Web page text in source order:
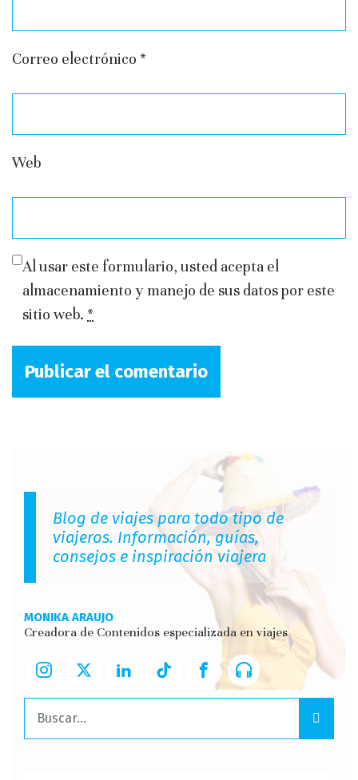
Correo electrónico *
Web
Al usar este formulario, usted acepta el
almacenamiento y manejo de sus datos por este
sitio web. *
Blog de viajes para todo tipo de
viajeros. Información, guías,
consejos e inspiración viajera
MONIKA ARAUJO
Creadora de Contenidos especializada en viajes
Buscar: